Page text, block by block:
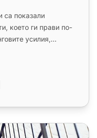
са показали
което ги прави по-
усилия,
на клиенти